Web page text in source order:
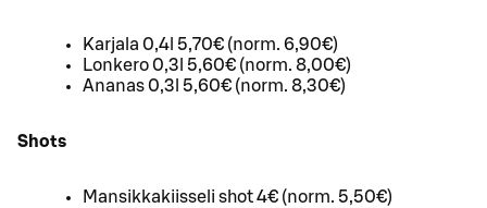
Karjala 0,4l 5,70€ (norm. 6,90€)
Lonkero 0,3l 5,60€ (norm. 8,00€)
Ananas 0,3l 5,60€ (norm. 8,30€)
Shots
Mansikkakiisseli shot 4€ (norm. 5,50€)